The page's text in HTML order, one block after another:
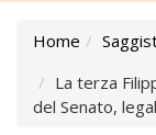
Home
La terza
del Senato,